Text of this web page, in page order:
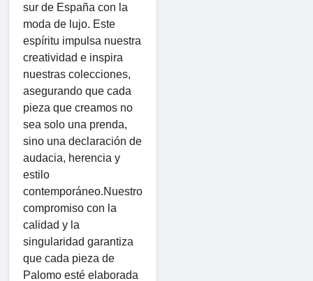
sur de España con la
moda de lujo. Este
espíritu impulsa nuestra
creatividad e inspira
nuestras colecciones,
asegurando que cada
pieza que creamos no
sea solo una prenda,
sino una declaración de
audacia, herencia y
estilo
contemporáneo.Nuestro
compromiso con la
calidad y la
singularidad garantiza
que cada pieza de
Palomo esté elaborada